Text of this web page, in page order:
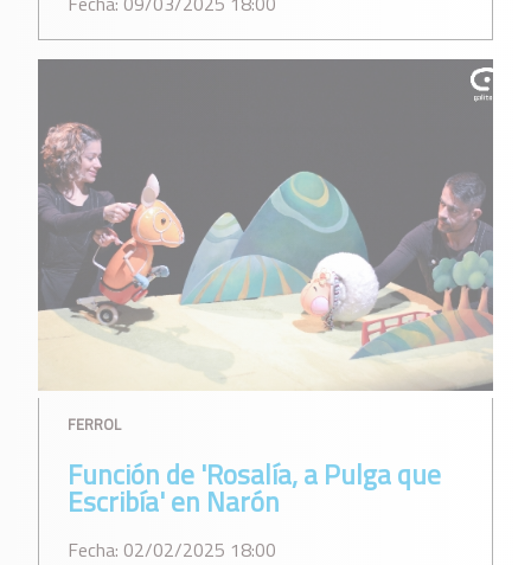
FERROL
Función de 'Rosalía, a Pulga que
Escribía' en Narón
Fecha: 02/02/2025 18:00